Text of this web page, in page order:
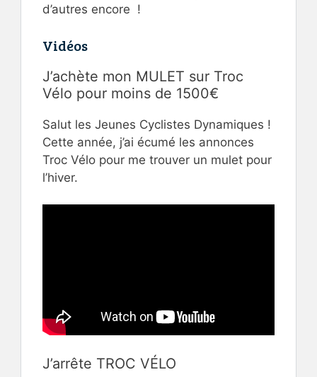
d’autres encore !
Vidéos
J’achète mon MULET sur Troc
Vélo pour moins de 1500€
Salut les Jeunes Cyclistes Dynamiques !
Cette année, j’ai écumé les annonces
Troc Vélo pour me trouver un mulet pour
l’hiver.
J’arrête TROC VÉLO